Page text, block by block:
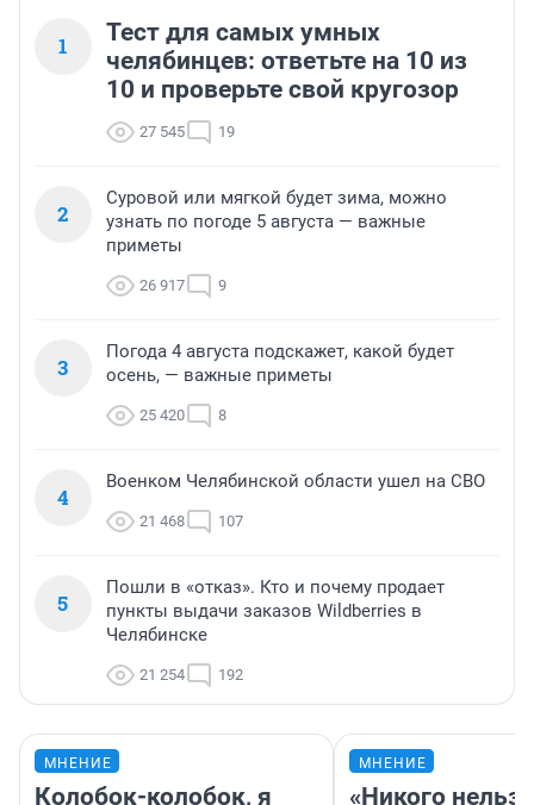
1
Тест для самых умных
челябинцев: ответьте на 10 из
10 и проверьте свой кругозор
27 545 19
2
Суровой или мягкой будет зима, можно
узнать по погоде 5 августа — важные
приметы
26 917 9
3
Погода 4 августа подскажет, какой будет
осень, — важные приметы
25 420 8
4
Военком Челябинской области ушел на СВО
21 468 107
5
Пошли в «отказ». Кто и почему продает
пункты выдачи заказов Wildberries в
Челябинске
21 254 192
МНЕНИЕ
Колобок-колобок, я
МНЕНИЕ
«Никого нельзя